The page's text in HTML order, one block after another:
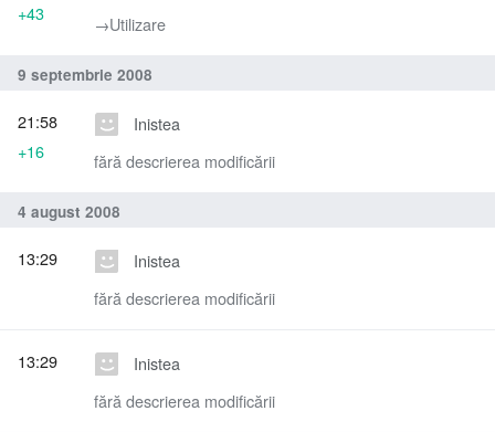
→‎Utilizare
+43
9 septembrie 2008
Inistea
fără descrierea modificării
21:58
+16
4 august 2008
Inistea
fără descrierea modificării
13:29
Inistea
fără descrierea modificării
13:29